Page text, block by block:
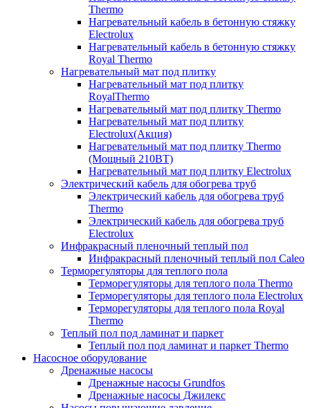
Thermo
Нагревательный кабель в бетонную стяжку
Electrolux
Нагревательный кабель в бетонную стяжку
Royal Thermo
Нагревательный мат под плитку
Нагревательный мат под плитку
RoyalThermo
Нагревательный мат под плитку Thermo
Нагревательный мат под плитку
Electrolux(Акция)
Нагревательный мат под плитку Thermo
(Мощный 210ВТ)
Нагревательный мат под плитку Electrolux
Электрический кабель для обогрева труб
Электрический кабель для обогрева труб
Thermo
Электрический кабель для обогрева труб
Electrolux
Инфракрасный пленочный теплый пол
Инфракрасный пленочный теплый пол Caleo
Терморегуляторы для теплого пола
Терморегуляторы для теплого пола Thermo
Терморегуляторы для теплого пола Electrolux
Терморегуляторы для теплого пола Royal
Thermo
Теплый пол под ламинат и паркет
Теплый пол под ламинат и паркет Thermo
Насосное оборудование
Дренажные насосы
Дренажные насосы Grundfos
Дренажные насосы Джилекс